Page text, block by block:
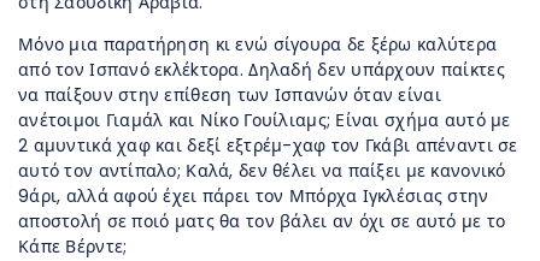
Μόνο μια παρατήρηση κι ενώ σίγουρα δε ξέρω καλύτερα
από τον Ισπανό εκλέkτορα. Δηλαδή δεν υπάρχουν παίκτες
να παίξουν στην επίθεση των Ισπανών όταν είναι
ανέτοιμοι Γιαμάλ και Νίκο Γουίλιαμς; Είναι σχήμα αυτό με
2 αμυντικά χαφ και δεξί εξτρέμ-χαφ τον Γκάβι απέναντι σε
αυτό τον αντίπαλο; Καλά, δεν θέλει να παίξει με κανονικό
9άρι, αλλά αφού έχει πάρει τον Μπόρχα Ιγκλέσιας στην
αποστολή σε ποιό ματς θα τον βάλει αν όχι σε αυτό με το
Κάπε Βέρντε;